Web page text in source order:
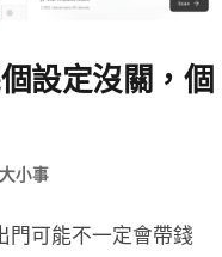
設定沒關，個
小事
門可能不一定會帶錢